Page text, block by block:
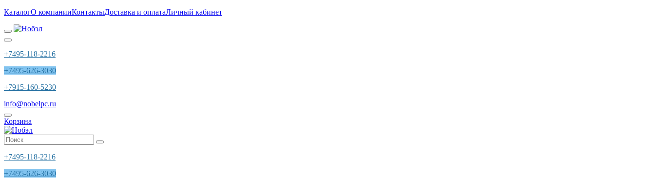
КаталогО компанииКонтактыДоставка и оплатаЛичный кабинет
+7495-118-2216
+7495-626-3030
+7915-160-5230
info@nobelpc.ru
Корзина
+7495-118-2216
+7495-626-3030